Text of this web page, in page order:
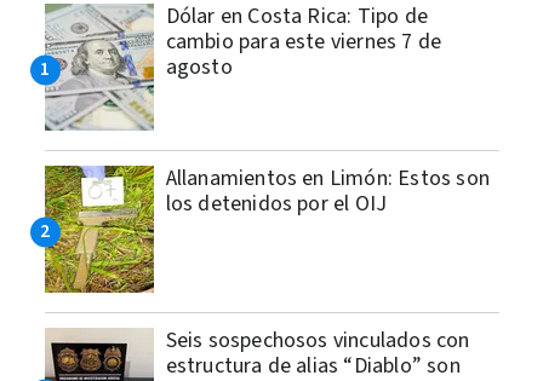
Dólar en Costa Rica: Tipo de
cambio para este viernes 7 de
agosto
Allanamientos en Limón: Estos son
los detenidos por el OIJ
Seis sospechosos vinculados con
estructura de alias “Diablo” son